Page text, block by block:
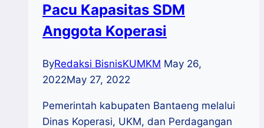
Pacu Kapasitas SDM
Anggota Koperasi
ByRedaksi BisnisKUMKM May 26,
2022May 27, 2022
Pemerintah kabupaten Bantaeng melalui
Dinas Koperasi, UKM, dan Perdagangan